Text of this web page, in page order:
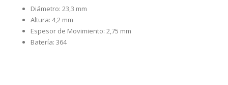
Diámetro: 23,3 mm
Altura: 4,2 mm
Espesor de Movimiento: 2,75 mm
Batería: 364